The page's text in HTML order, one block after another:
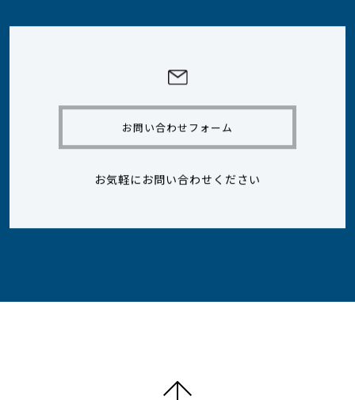
お問い合わせフォーム
お気軽にお問い合わせください